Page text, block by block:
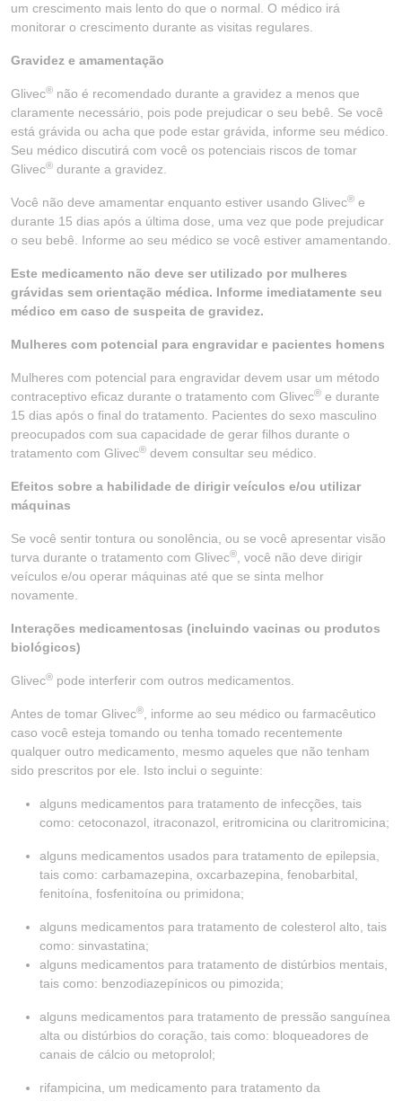
um crescimento mais lento do que o normal. O médico irá
monitorar o crescimento durante as visitas regulares.
Gravidez e amamentação
Glivec® não é recomendado durante a gravidez a menos que
claramente necessário, pois pode prejudicar o seu bebê. Se você
está grávida ou acha que pode estar grávida, informe seu médico.
Seu médico discutirá com você os potenciais riscos de tomar
Glivec® durante a gravidez.
Você não deve amamentar enquanto estiver usando Glivec® e
durante 15 dias após a última dose, uma vez que pode prejudicar
o seu bebê. Informe ao seu médico se você estiver amamentando.
Este medicamento não deve ser utilizado por mulheres
grávidas sem orientação médica. Informe imediatamente seu
médico em caso de suspeita de gravidez.
Mulheres com potencial para engravidar e pacientes homens
Mulheres com potencial para engravidar devem usar um método
contraceptivo eficaz durante o tratamento com Glivec® e durante
15 dias após o final do tratamento. Pacientes do sexo masculino
preocupados com sua capacidade de gerar filhos durante o
tratamento com Glivec® devem consultar seu médico.
Efeitos sobre a habilidade de dirigir veículos e/ou utilizar
máquinas
Se você sentir tontura ou sonolência, ou se você apresentar visão
turva durante o tratamento com Glivec®
, você não deve dirigir
veículos e/ou operar máquinas até que se sinta melhor
novamente.
Interações medicamentosas (incluindo vacinas ou produtos
biológicos)
Glivec® pode interferir com outros medicamentos.
Antes de tomar Glivec®
, informe ao seu médico ou farmacêutico
caso você esteja tomando ou tenha tomado recentemente
qualquer outro medicamento, mesmo aqueles que não tenham
sido prescritos por ele. Isto inclui o seguinte:
alguns medicamentos para tratamento de infecções, tais
como: cetoconazol, itraconazol, eritromicina ou claritromicina;
alguns medicamentos usados para tratamento de epilepsia,
tais como: carbamazepina, oxcarbazepina, fenobarbital,
fenitoína, fosfenitoína ou primidona;
alguns medicamentos para tratamento de colesterol alto, tais
como: sinvastatina;
alguns medicamentos para tratamento de distúrbios mentais,
tais como: benzodiazepínicos ou pimozida;
alguns medicamentos para tratamento de pressão sanguínea
alta ou distúrbios do coração, tais como: bloqueadores de
canais de cálcio ou metoprolol;
rifampicina, um medicamento para tratamento da